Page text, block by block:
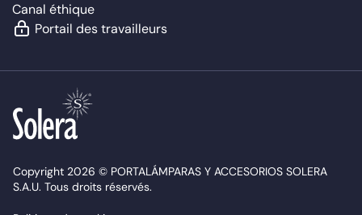
Canal éthique
Portail des travailleurs
Copyright 2026 © PORTALÁMPARAS Y ACCESORIOS SOLERA
S.A.U. Tous droits réservés.